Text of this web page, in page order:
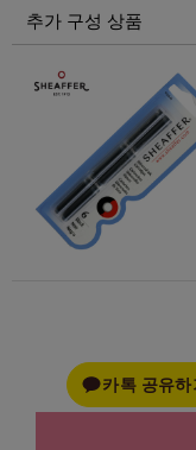
추가 구성 상품
카톡 공유하